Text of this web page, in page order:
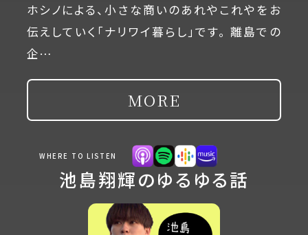
ホシノによる、小さな商いのあれやこれやをお
伝えしていく「ナリワイ暮らし」です。 離島での
企…
MORE
WHERE TO LISTEN
池島翔輝のゆるゆる話